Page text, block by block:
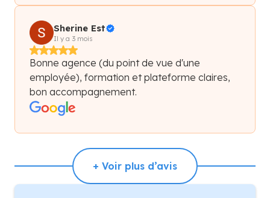
Sherine Est
Il y a 3 mois
Bonne agence (du point de vue d'une
employée), formation et plateforme claires,
bon accompagnement.
+ Voir plus d’avis